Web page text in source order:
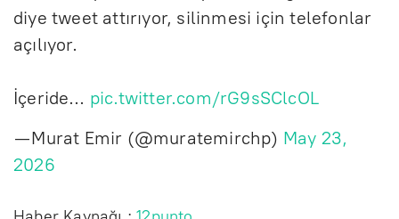
diye tweet attırıyor, silinmesi için telefonlar
açılıyor.
İçeride… pic.twitter.com/rG9sSClcOL
— Murat Emir (@muratemirchp) May 23,
2026